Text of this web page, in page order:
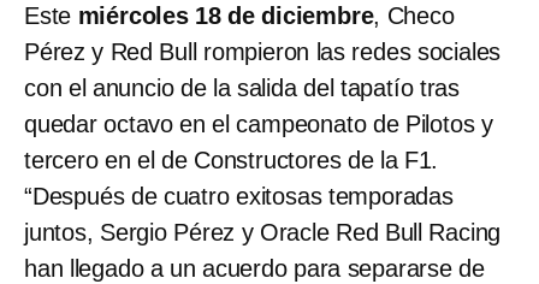
Este miércoles 18 de diciembre, Checo
Pérez y Red Bull rompieron las redes sociales
con el anuncio de la salida del tapatío tras
quedar octavo en el campeonato de Pilotos y
tercero en el de Constructores de la F1.
“Después de cuatro exitosas temporadas
juntos, Sergio Pérez y Oracle Red Bull Racing
han llegado a un acuerdo para separarse de